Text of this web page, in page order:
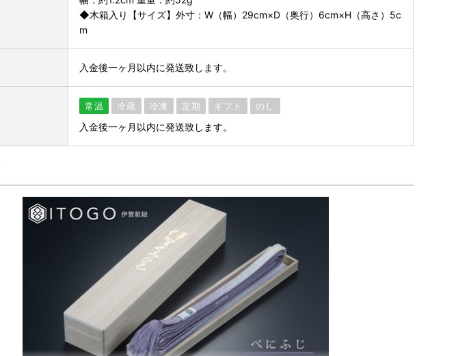
◆木箱入り【サイズ】外寸：W（幅）29cm×D（奥行）6cm×H（高さ）5c
m
入金後一ヶ月以内に発送致します。
常温 冷蔵 冷凍 定期 ギフト のし
入金後一ヶ月以内に発送致します。